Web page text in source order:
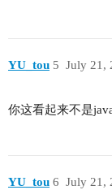
YU_tou July 21,
5
你这看起来不是
YU_tou July 21,
6